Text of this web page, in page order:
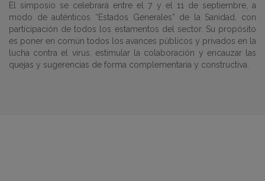
El simposio se celebrará entre el 7 y el 11 de septiembre, a
modo de auténticos “Estados Generales” de la Sanidad, con
participación de todos los estamentos del sector. Su propósito
es poner en común todos los avances públicos y privados en la
lucha contra el virus, estimular la colaboración y encauzar las
quejas y sugerencias de forma complementaria y constructiva.